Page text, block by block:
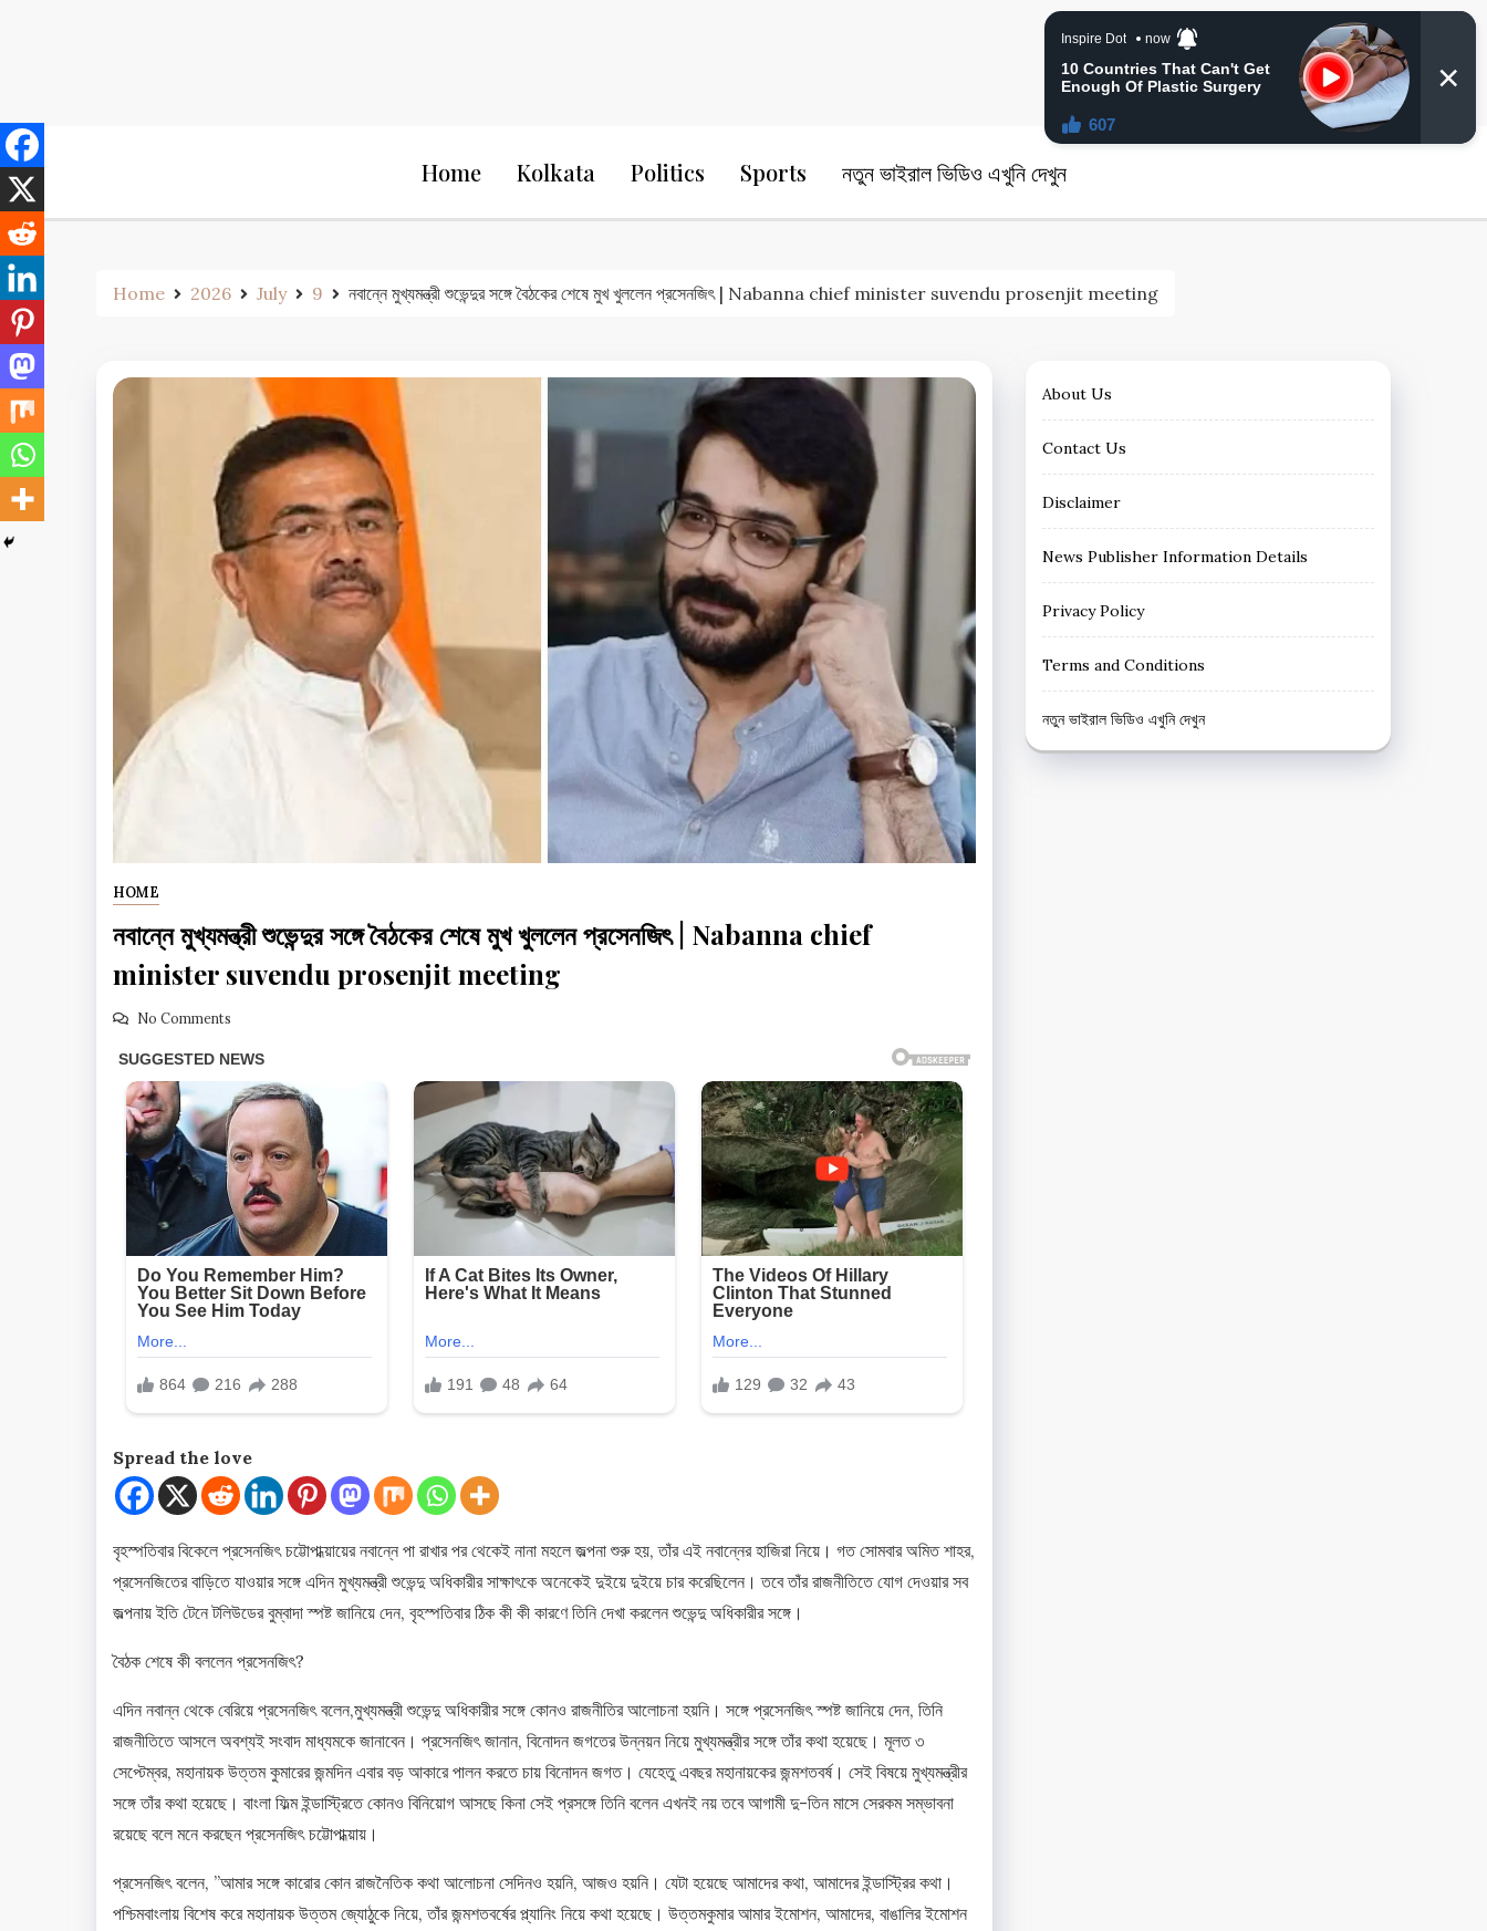
24 Ghanta Bangla News
Home Kolkata Politics Sports নতুন ভাইরাল ভিডিও এখুনি দেখুন
Home 2026 July 9 নবান্নে মুখ্যমন্ত্রী শুভেন্দুর সঙ্গে বৈঠকের শেষে মুখ খুললেন প্রসেনজিৎ | Nabanna chief minister suvendu prosenjit meeting
HOME
নবান্নে মুখ্যমন্ত্রী শুভেন্দুর সঙ্গে বৈঠকের শেষে মুখ খুললেন প্রসেনজিৎ | Nabanna chief
minister suvendu prosenjit meeting
No Comments
Spread the love
বৃহস্পতিবার বিকেলে প্রসেনজিৎ চট্টোপাধ্য়ায়ের নবান্নে পা রাখার পর থেকেই নানা মহলে জল্পনা শুরু হয়, তাঁর এই নবান্নের হাজিরা নিয়ে। গত সোমবার অমিত শাহর,
প্রসেনজিতের বাড়িতে যাওয়ার সঙ্গে এদিন মুখ্যমন্ত্রী শুভেন্দু অধিকারীর সাক্ষাৎকে অনেকেই দুইয়ে দুইয়ে চার করেছিলেন। তবে তাঁর রাজনীতিতে যোগ দেওয়ার সব
জল্পনায় ইতি টেনে টলিউডের বুম্বাদা স্পষ্ট জানিয়ে দেন, বৃহস্পতিবার ঠিক কী কী কারণে তিনি দেখা করলেন শুভেন্দু অধিকারীর সঙ্গে।
বৈঠক শেষে কী বললেন প্রসেনজিৎ?
এদিন নবান্ন থেকে বেরিয়ে প্রসেনজিৎ বলেন,মুখ্যমন্ত্রী শুভেন্দু অধিকারীর সঙ্গে কোনও রাজনীতির আলোচনা হয়নি। সঙ্গে প্রসেনজিৎ স্পষ্ট জানিয়ে দেন, তিনি
রাজনীতিতে আসলে অবশ্যই সংবাদ মাধ্যমকে জানাবেন। প্রসেনজিৎ জানান, বিনোদন জগতের উন্নয়ন নিয়ে মুখ্যমন্ত্রীর সঙ্গে তাঁর কথা হয়েছে। মূলত ৩
সেপ্টেম্বর, মহানায়ক উত্তম কুমারের জন্মদিন এবার বড় আকারে পালন করতে চায় বিনোদন জগত। যেহেতু এবছর মহানায়কের জন্মশতবর্ষ। সেই বিষয়ে মুখ্যমন্ত্রীর
সঙ্গে তাঁর কথা হয়েছে। বাংলা ফিল্ম ইন্ডাস্ট্রিতে কোনও বিনিয়োগ আসছে কিনা সেই প্রসঙ্গে তিনি বলেন এখনই নয় তবে আগামী দু-তিন মাসে সেরকম সম্ভাবনা
রয়েছে বলে মনে করছেন প্রসেনজিৎ চট্টোপাধ্য়ায়।
প্রসেনজিৎ বলেন, ”আমার সঙ্গে কারোর কোন রাজনৈতিক কথা আলোচনা সেদিনও হয়নি, আজও হয়নি। যেটা হয়েছে আমাদের কথা, আমাদের ইন্ডাস্ট্রির কথা।
পশ্চিমবাংলায় বিশেষ করে মহানায়ক উত্তম জ্যোঠুকে নিয়ে, তাঁর জন্মশতবর্ষের প্ল্যানিং নিয়ে কথা হয়েছে। উত্তমকুমার আমার ইমোশন, আমাদের, বাঙালির ইমোশন
About Us
Contact Us
Disclaimer
News Publisher Information Details
Privacy Policy
Terms and Conditions
নতুন ভাইরাল ভিডিও এখুনি দেখুন